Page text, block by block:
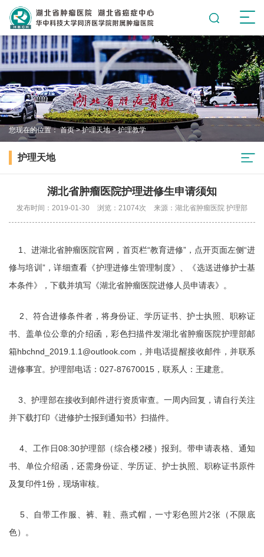
您现在的位置： 首页>护理天地>护理教学
护理天地
湖北省肿瘤医院护理进修生申请须知
发布时间：2019-01-30 浏览：21074次 来源：湖北省肿瘤医院 护理部
1、进湖北省肿瘤医院官网，首页栏“教育进修”，点开页面左侧“进
修与培训”，详细查看《护理进修生管理制度》、《选送进修护士基
本条件》，下载并填写《湖北省肿瘤医院进修人员申请表》。
2、符合进修条件者，将身份证、学历证书、护士执照、职称证
书、盖单位公章的介绍函，彩色扫描件发湖北省肿瘤医院护理部邮
箱hbchnd_2019.1.1@outlook.com，并电话提醒接收邮件，并联系
进修事宜。护理部电话：027-87670015，联系人：王建意。
3、护理部在接收到邮件进行资质审查。一周内回复，请自行关注
并下载打印《进修护士报到通知书》扫描件。
4、工作日08:30护理部（综合楼2楼）报到。带申请表格、通知
书、单位介绍函，还需身份证、学历证、护士执照、职称证书原件
及复印件1份，现场审核。
5、自带工作服、裤、鞋、燕式帽，一寸彩色照片2张（不限底
色）。